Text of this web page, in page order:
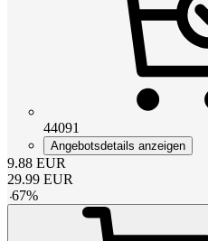
44091
Angebotsdetails anzeigen
9.88 EUR
29.99 EUR
-67%